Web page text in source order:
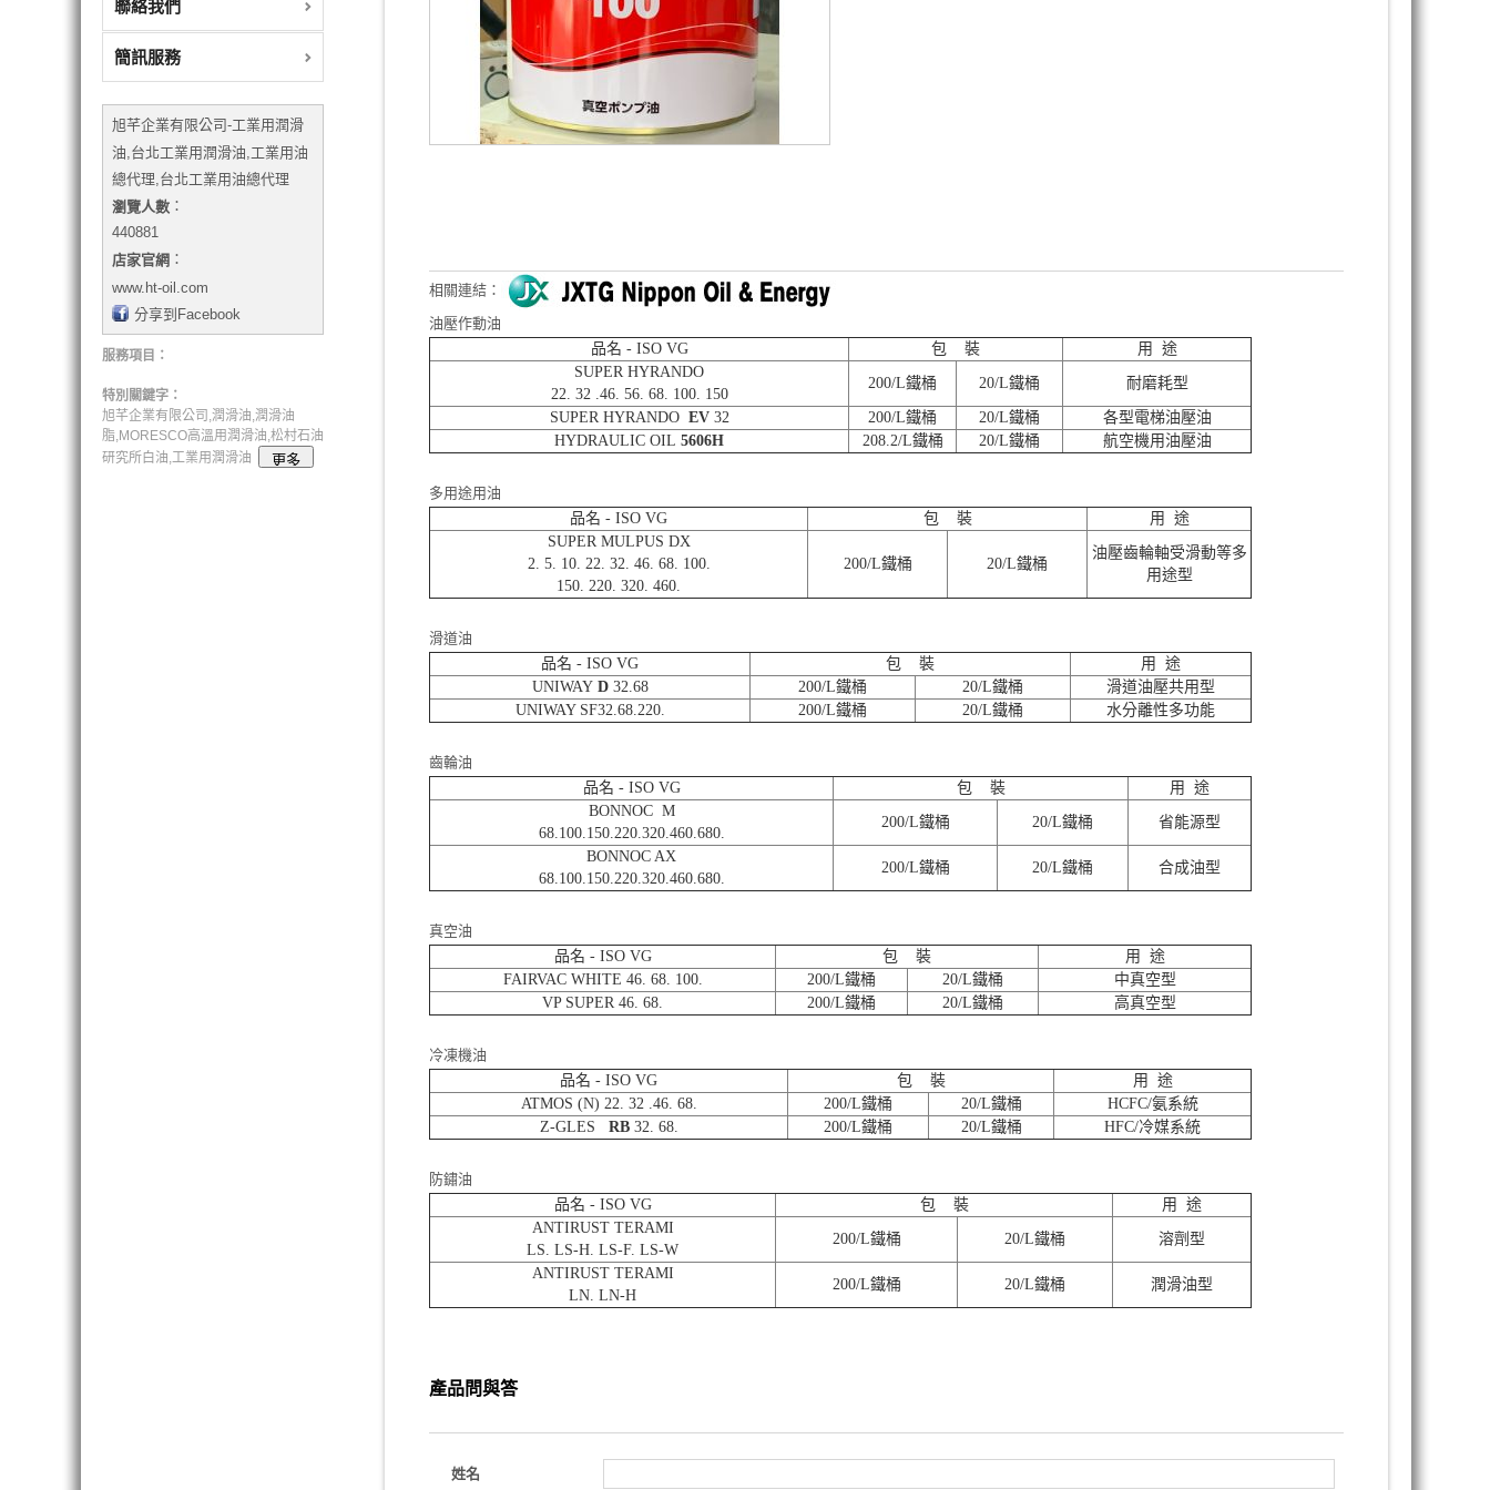
聯絡我們
簡訊服務
旭芊企業有限公司-工業用潤滑
油,台北工業用潤滑油,工業用油
總代理,台北工業用油總代理
瀏覽人數 ：
440881
店家官網 ：
www.ht-oil.com
分享到Facebook
服務項目：
特別關鍵字：
旭芊企業有限公司,潤滑油,潤滑油
脂,MORESCO高溫用潤滑油,松村石油
研究所白油,工業用潤滑油
相關連結：
油壓作動油
品名 - ISO VG
包 裝
用 途
SUPER HYRANDO
22. 32 .46. 56. 68. 100. 150
200/L鐵桶 20/L鐵桶 耐磨耗型
SUPER HYRANDO EV32 200/L鐵桶 20/L鐵桶
各型電梯油壓油
HYDRAULIC OIL 5606H 208.2/L鐵桶 20/L鐵桶 航空機用油壓油
多用途用油
品名 - ISO VG
包 裝
用 途
SUPER MULPUS DX
2. 5. 10. 22. 32. 46. 68. 100.
150. 220. 320. 460.
200/L鐵桶 20/L鐵桶
油壓齒輪軸受滑動等多
用途型
滑道油
品名 - ISO VG
包 裝
用 途
UNIWAYD32.68 200/L鐵桶 20/L鐵桶
滑道油壓共用型
UNIWAY SF32.68.220.
200/L鐵桶 20/L鐵桶 水分離性多功能
齒輪油
品名 - ISO VG
包 裝
用 途
BONNOC M
68.100.150.220.320.460.680.
200/L鐵桶 20/L鐵桶 省能源型
BONNOC AX
68.100.150.220.320.460.680.
200/L鐵桶 20/L鐵桶 合成油型
真空油
品名 - ISO VG
包 裝
用 途
FAIRVAC WHITE 46. 68. 100.
200/L鐵桶 20/L鐵桶
中真空型
VP SUPER 46. 68.
200/L鐵桶 20/L鐵桶 高真空型
冷凍機油
品名 - ISO VG
包 裝
用 途
ATMOS (N) 22. 32 .46. 68.
200/L鐵桶 20/L鐵桶
HCFC/氨系統
Z-GLES RB32. 68. 200/L鐵桶 20/L鐵桶 HFC/冷媒系統
防鏽油
品名 - ISO VG
包 裝
用 途
ANTIRUST TERAMI
LS. LS-H. LS-F. LS-W
200/L鐵桶 20/L鐵桶 溶劑型
ANTIRUST TERAMI
LN. LN-H
200/L鐵桶 20/L鐵桶 潤滑油型
產品問與答
姓名